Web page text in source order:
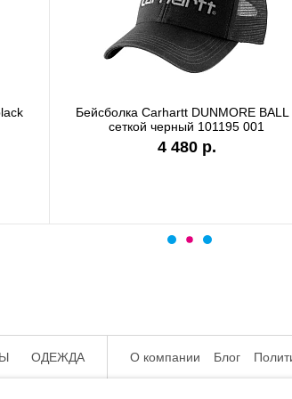
Бейсболка Carhartt DUNMORE BALL
сеткой черный 101195 001
4 480 р.
ОДЕЖДА О компании Блог